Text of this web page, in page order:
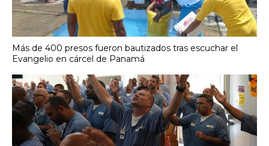
Más de 400 presos fueron bautizados tras escuchar el
Evangelio en cárcel de Panamá